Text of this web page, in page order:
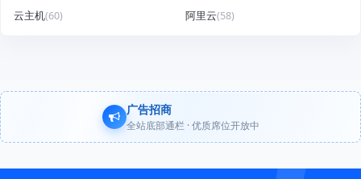
云主机(60) 阿里云(58)
广告招商
全站底部通栏 · 优质席位开放中